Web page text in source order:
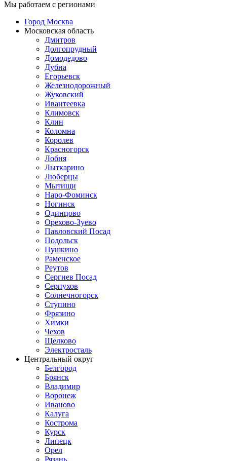
Мы работаем с регионами
Город Москва
Московская область
Дмитров
Долгопрудный
Домодедово
Дубна
Егорьевск
Железнодорожный
Жуковский
Ивантеевка
Климовск
Клин
Коломна
Королев
Красногорск
Лобня
Лыткарино
Люберцы
Мытищи
Наро-Фоминск
Ногинск
Одинцово
Орехово-Зуево
Павловский Посад
Подольск
Пушкино
Раменское
Реутов
Сергиев Посад
Серпухов
Солнечногорск
Ступино
Фрязино
Химки
Чехов
Щелково
Электросталь
Центральный округ
Белгород
Брянск
Владимир
Воронеж
Иваново
Калуга
Кострома
Курск
Липецк
Орел
Рязань